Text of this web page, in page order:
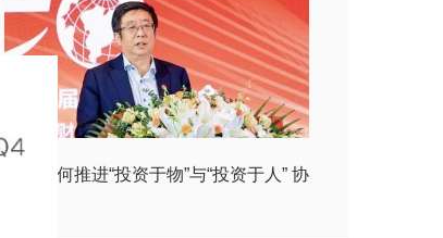
财政如何推进“投资于物”与“投资于人” 协